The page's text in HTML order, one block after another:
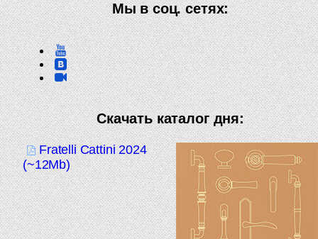
Мы в соц. сетях:
Скачать каталог дня:
Fratelli Cattini 2024
(~12Mb)